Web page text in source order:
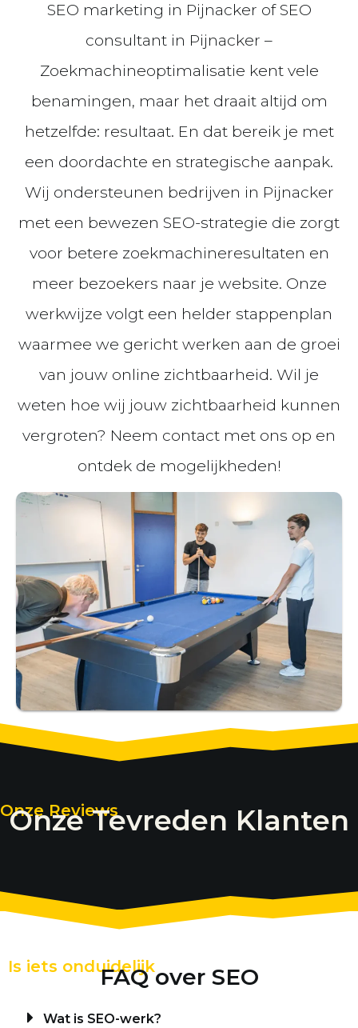
SEO marketing in Pijnacker of SEO
consultant in Pijnacker –
Zoekmachineoptimalisatie kent vele
benamingen, maar het draait altijd om
hetzelfde: resultaat. En dat bereik je met
een doordachte en strategische aanpak.
Wij ondersteunen bedrijven in Pijnacker
met een bewezen SEO-strategie die zorgt
voor betere zoekmachineresultaten en
meer bezoekers naar je website. Onze
werkwijze volgt een helder stappenplan
waarmee we gericht werken aan de groei
van jouw online zichtbaarheid. Wil je
weten hoe wij jouw zichtbaarheid kunnen
vergroten? Neem contact met ons op en
ontdek de mogelijkheden!
Onze Reviews
Onze Tevreden Klanten
Is iets onduidelijkFAQ over SEO
Wat is SEO-werk?